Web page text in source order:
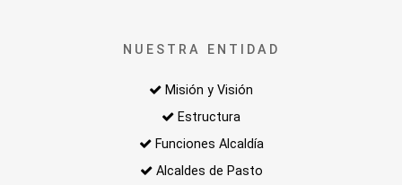
NUESTRA ENTIDAD
Misión y Visión
Estructura
Funciones Alcaldía
Alcaldes de Pasto